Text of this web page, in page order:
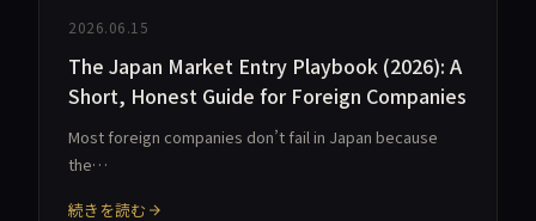
2026.06.15
The Japan Market Entry Playbook (2026): A
Short, Honest Guide for Foreign Companies
Most foreign companies don’t fail in Japan because
the…
続きを読む